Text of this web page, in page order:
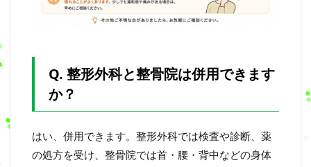
Q. 整形外科と整骨院は併用できます
か？
はい、併用できます。整形外科では検査や診断、薬
の処方を受け、整骨院では首・腰・背中などの身体